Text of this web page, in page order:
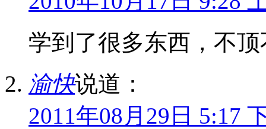
学到了很多东西，不顶
渝快说道：
2011年08月29日 5:17